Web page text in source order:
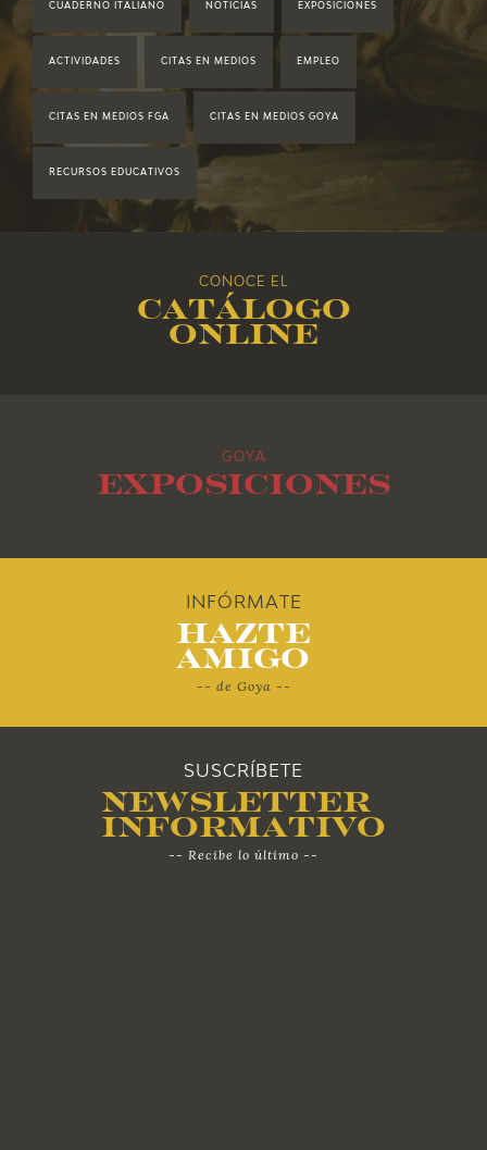
2017
2012
CUADERNO ITALIANO NOTICIAS EXPOSICIONES
ACTIVIDADES CITAS EN MEDIOS EMPLEO
CITAS EN MEDIOS FGA CITAS EN MEDIOS GOYA
RECURSOS EDUCATIVOS
CONOCE EL
Catálogo
online
GOYA
Exposiciones
INFÓRMATE
Hazte
Amigo
-- de Goya --
SUSCRÍBETE
Newsletter
Informativo
-- Recibe lo último --